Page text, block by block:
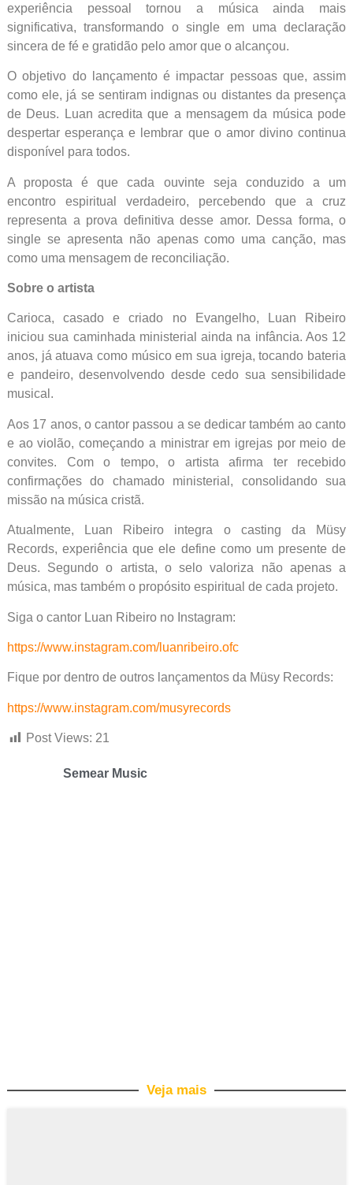
experiência pessoal tornou a música ainda mais
significativa, transformando o single em uma declaração
sincera de fé e gratidão pelo amor que o alcançou.
O objetivo do lançamento é impactar pessoas que, assim
como ele, já se sentiram indignas ou distantes da presença
de Deus. Luan acredita que a mensagem da música pode
despertar esperança e lembrar que o amor divino continua
disponível para todos.
A proposta é que cada ouvinte seja conduzido a um
encontro espiritual verdadeiro, percebendo que a cruz
representa a prova definitiva desse amor. Dessa forma, o
single se apresenta não apenas como uma canção, mas
como uma mensagem de reconciliação.
Sobre o artista
Carioca, casado e criado no Evangelho, Luan Ribeiro
iniciou sua caminhada ministerial ainda na infância. Aos 12
anos, já atuava como músico em sua igreja, tocando bateria
e pandeiro, desenvolvendo desde cedo sua sensibilidade
musical.
Aos 17 anos, o cantor passou a se dedicar também ao canto
e ao violão, começando a ministrar em igrejas por meio de
convites. Com o tempo, o artista afirma ter recebido
confirmações do chamado ministerial, consolidando sua
missão na música cristã.
Atualmente, Luan Ribeiro integra o casting da Müsy
Records, experiência que ele define como um presente de
Deus. Segundo o artista, o selo valoriza não apenas a
música, mas também o propósito espiritual de cada projeto.
Siga o cantor Luan Ribeiro no Instagram:
https://www.instagram.com/luanribeiro.ofc
Fique por dentro de outros lançamentos da Müsy Records:
https://www.instagram.com/musyrecords
Post Views: 21
Semear Music
Veja mais